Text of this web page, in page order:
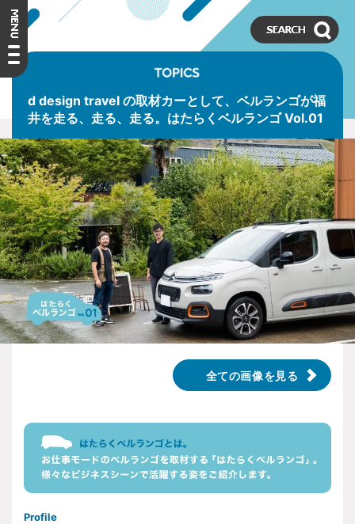
d design travel の取材カーとして、ベルランゴが福
井を走る、走る、走る。はたらくベルランゴ Vol.01
全ての画像を見る
Profile